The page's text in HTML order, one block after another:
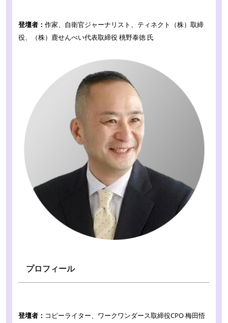
登壇者： 作家、自衛官ジャーナリスト、ティネクト（株）取締
役、（株）鹿せんべい代表取締役 桃野泰徳 氏
プロフィール
登壇者： コピーライター、ワークワンダース取締役CPO 梅田悟